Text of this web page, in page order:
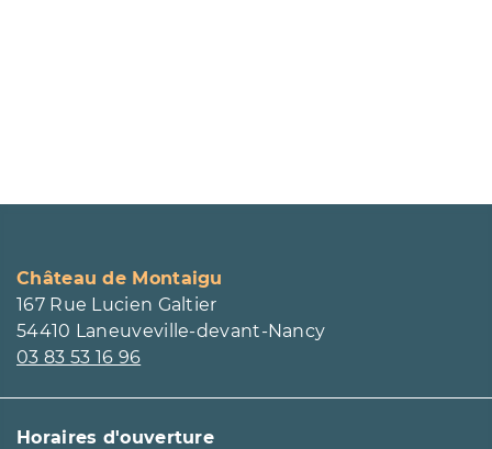
Château de Montaigu
167 Rue Lucien Galtier
54410 Laneuveville-devant-Nancy
03 83 53 16 96
Horaires d'ouverture